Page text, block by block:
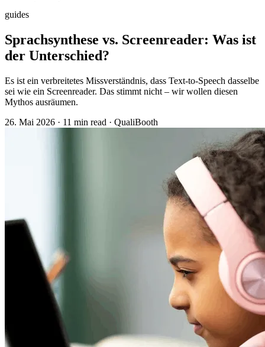
guides
Sprachsynthese vs. Screenreader: Was ist
der Unterschied?
Es ist ein verbreitetes Missverständnis, dass Text-to-Speech dasselbe
sei wie ein Screenreader. Das stimmt nicht – wir wollen diesen
Mythos ausräumen.
26. Mai 2026 · 11 min read · QualiBooth